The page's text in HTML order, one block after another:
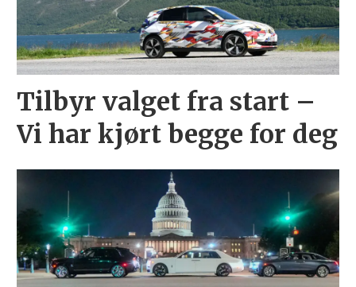
Tilbyr valget fra start –
Vi har kjørt begge for deg